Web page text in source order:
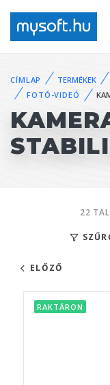
CÍMLAP TERMÉKEK
FOTÓ-VIDEÓ
22
ELŐZŐ
RAKTÁRON